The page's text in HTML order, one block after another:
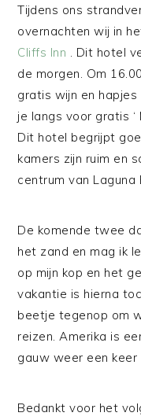
Tijdens ons
overnachten wij in
Cliffs Inn . Dit hotel
de morgen. Om
gratis wijn en hapjes
je langs voor gratis ‘
Dit hotel begrijpt
kamers zijn ruim en
centrum van Laguna
De komende twee
het zand en mag ik
op mijn kop en het
vakantie is hierna
beetje tegenop om
reizen. Amerika is
gauw weer een keer
Bedankt voor het